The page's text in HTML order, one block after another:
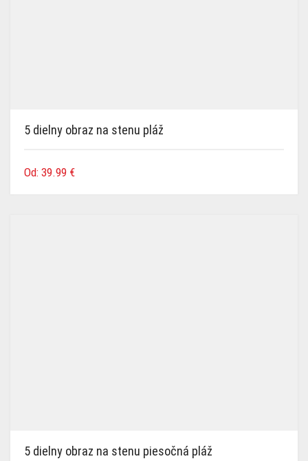
5 dielny obraz na stenu pláž
Od: 39.99 €
5 dielny obraz na stenu piesočná pláž